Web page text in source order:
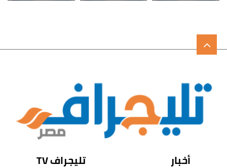
أخبار
تليجراف TV